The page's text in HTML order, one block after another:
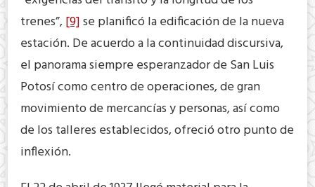
trenes”,[9]se planificó la edificación de la nueva
estación. De acuerdo a la continuidad discursiva,
el panorama siempre esperanzador de San Luis
Potosí como centro de operaciones, de gran
movimiento de mercancías y personas, así como
de los talleres establecidos, ofreció otro punto de
inflexión.